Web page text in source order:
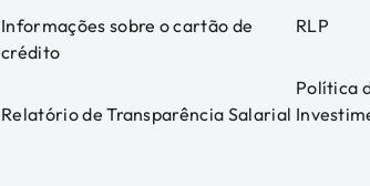
Informações sobre o cartão de
crédito
Relatório de Transparência Salarial
RLP
Política